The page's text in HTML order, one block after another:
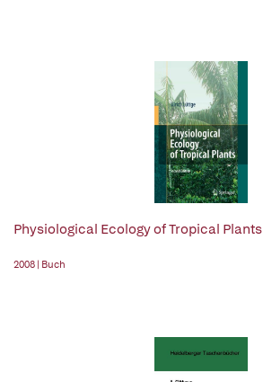
Physiological Ecology of Tropical Plants
2008 | Buch